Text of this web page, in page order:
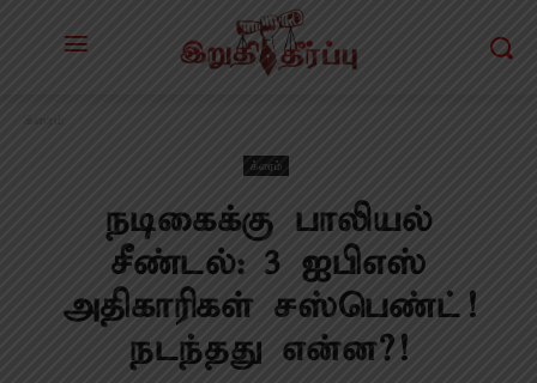
க்ரைம்
நடிகைக்கு பாலியல்
சீண்டல்: 3 ஐபிஎஸ்
அதிகாரிகள் சஸ்பெண்ட்!
நடந்தது என்ன?!